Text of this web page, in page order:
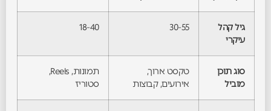
גיל קהל
עיקרי
30-55
18-40
סוג תוכן
מוביל
טקסט ארוך,
אירועים, קבוצות
תמונות, Reels,
סטוריז